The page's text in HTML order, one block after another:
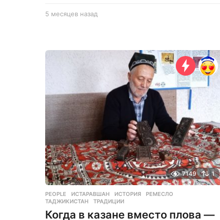
5 месяцев назад
я
а
7149 1
PEOPLE ИСТАРАВШАН ,ИСТОРИЯ ,РЕМЕСЛО
ТАДЖИКИСТАН
,ТРАДИЦИИ
Когда в казане вместо плова —